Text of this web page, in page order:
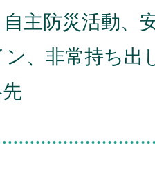
主防災活動、
、非常持ち出